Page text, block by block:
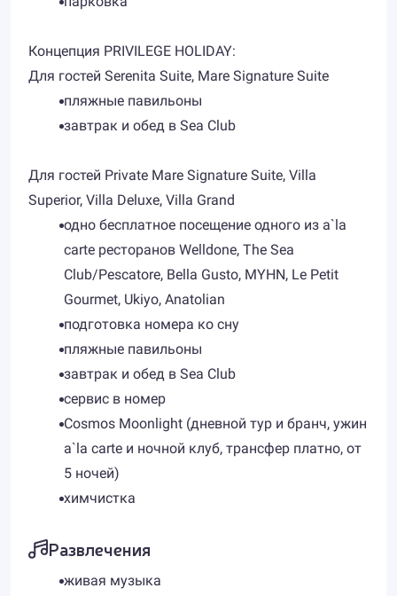
Концепция PRIVILEGE HOLIDAY:
Для гостей Serenita Suite, Mare Signature Suite
пляжные павильоны
завтрак и обед в Sea Club
Для гостей Private Mare Signature Suite, Villa
Superior, Villa Deluxe, Villa Grand
одно бесплатное посещение одного из a`la
carte ресторанов Welldone, The Sea
Club/Pescatore, Bella Gusto, MYHN, Le Petit
Gourmet, Ukiyo, Anatolian
подготовка номера ко сну
пляжные павильоны
завтрак и обед в Sea Club
сервис в номер
Cosmos Moonlight (дневной тур и бранч, ужин
a`la carte и ночной клуб, трансфер платно, от
5 ночей)
химчистка
Развлечения
живая музыка